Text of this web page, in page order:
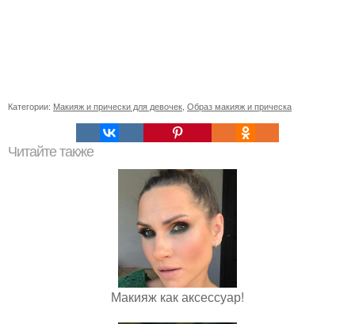
Категории: Макияж и прически для девочек Образ макияж и прическа
Читайте также
Макияж как аксессуар!